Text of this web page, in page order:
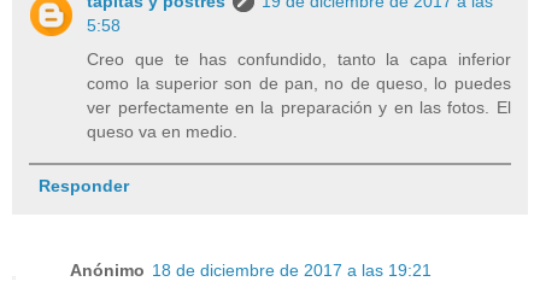
5:58
Creo que te has confundido, tanto la capa inferior
como la superior son de pan, no de queso, lo puedes
ver perfectamente en la preparación y en las fotos. El
queso va en medio.
Responder
Anónimo 18 de diciembre de 2017 a las 19:21